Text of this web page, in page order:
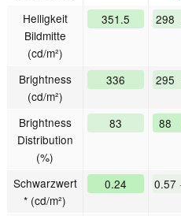
Helligkeit
Bildmitte
(cd/m²)
351.5 298
Brightness
(cd/m²)
336 295
Brightness
Distribution
(%)
83 88
Schwarzwert
* (cd/m²)
0.24 0.57